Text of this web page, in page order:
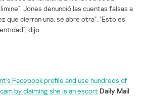
Jones denunció las cuentas falsas a
que cierran una, se abre otra”. “Esto es
dijo.
Facebook profile and use hundreds of
by claiming she is an escort Daily Mail